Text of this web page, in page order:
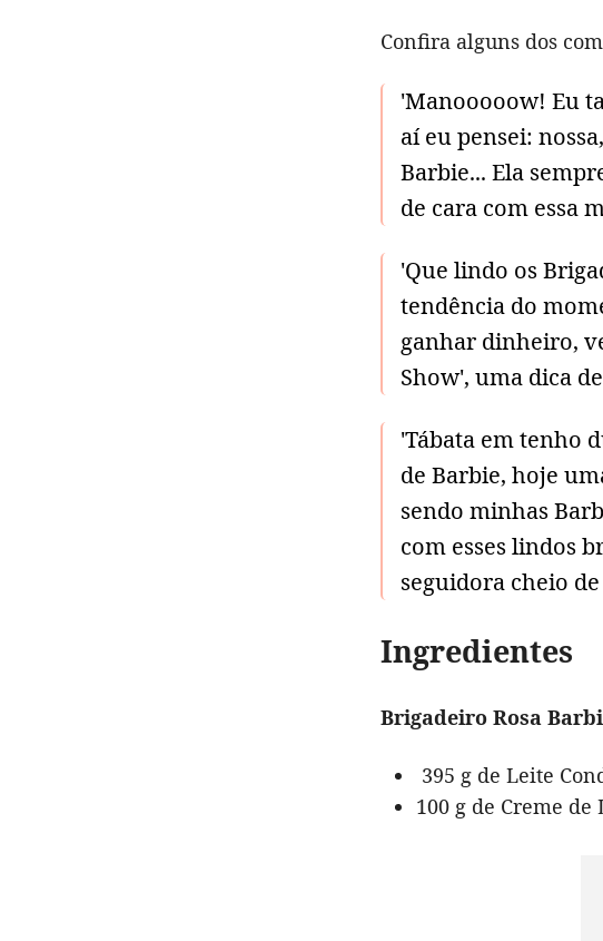
Confira alguns dos
'Manooooow! Eu
aí eu pensei:
Barbie... Ela
de cara com essa
'Que lindo os
tendência do
ganhar dinheiro,
Show', uma dica
'Tábata em tenho
de Barbie, hoje
sendo minhas
com esses lindos
seguidora cheio
Ingredientes
Brigadeiro Rosa
395 g de Leite
100 g de Creme de